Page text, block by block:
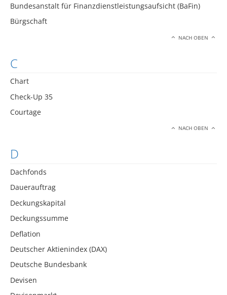
Bundesanstalt für Finanzdienstleistungsaufsicht (BaFin)
Bürgschaft
NACH OBEN
C
Chart
Check-Up 35
Courtage
NACH OBEN
D
Dachfonds
Dauerauftrag
Deckungskapital
Deckungssumme
Deflation
Deutscher Aktienindex (DAX)
Deutsche Bundesbank
Devisen